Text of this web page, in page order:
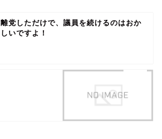
離党しただけで、議員を続けるのはおか
しいですよ！